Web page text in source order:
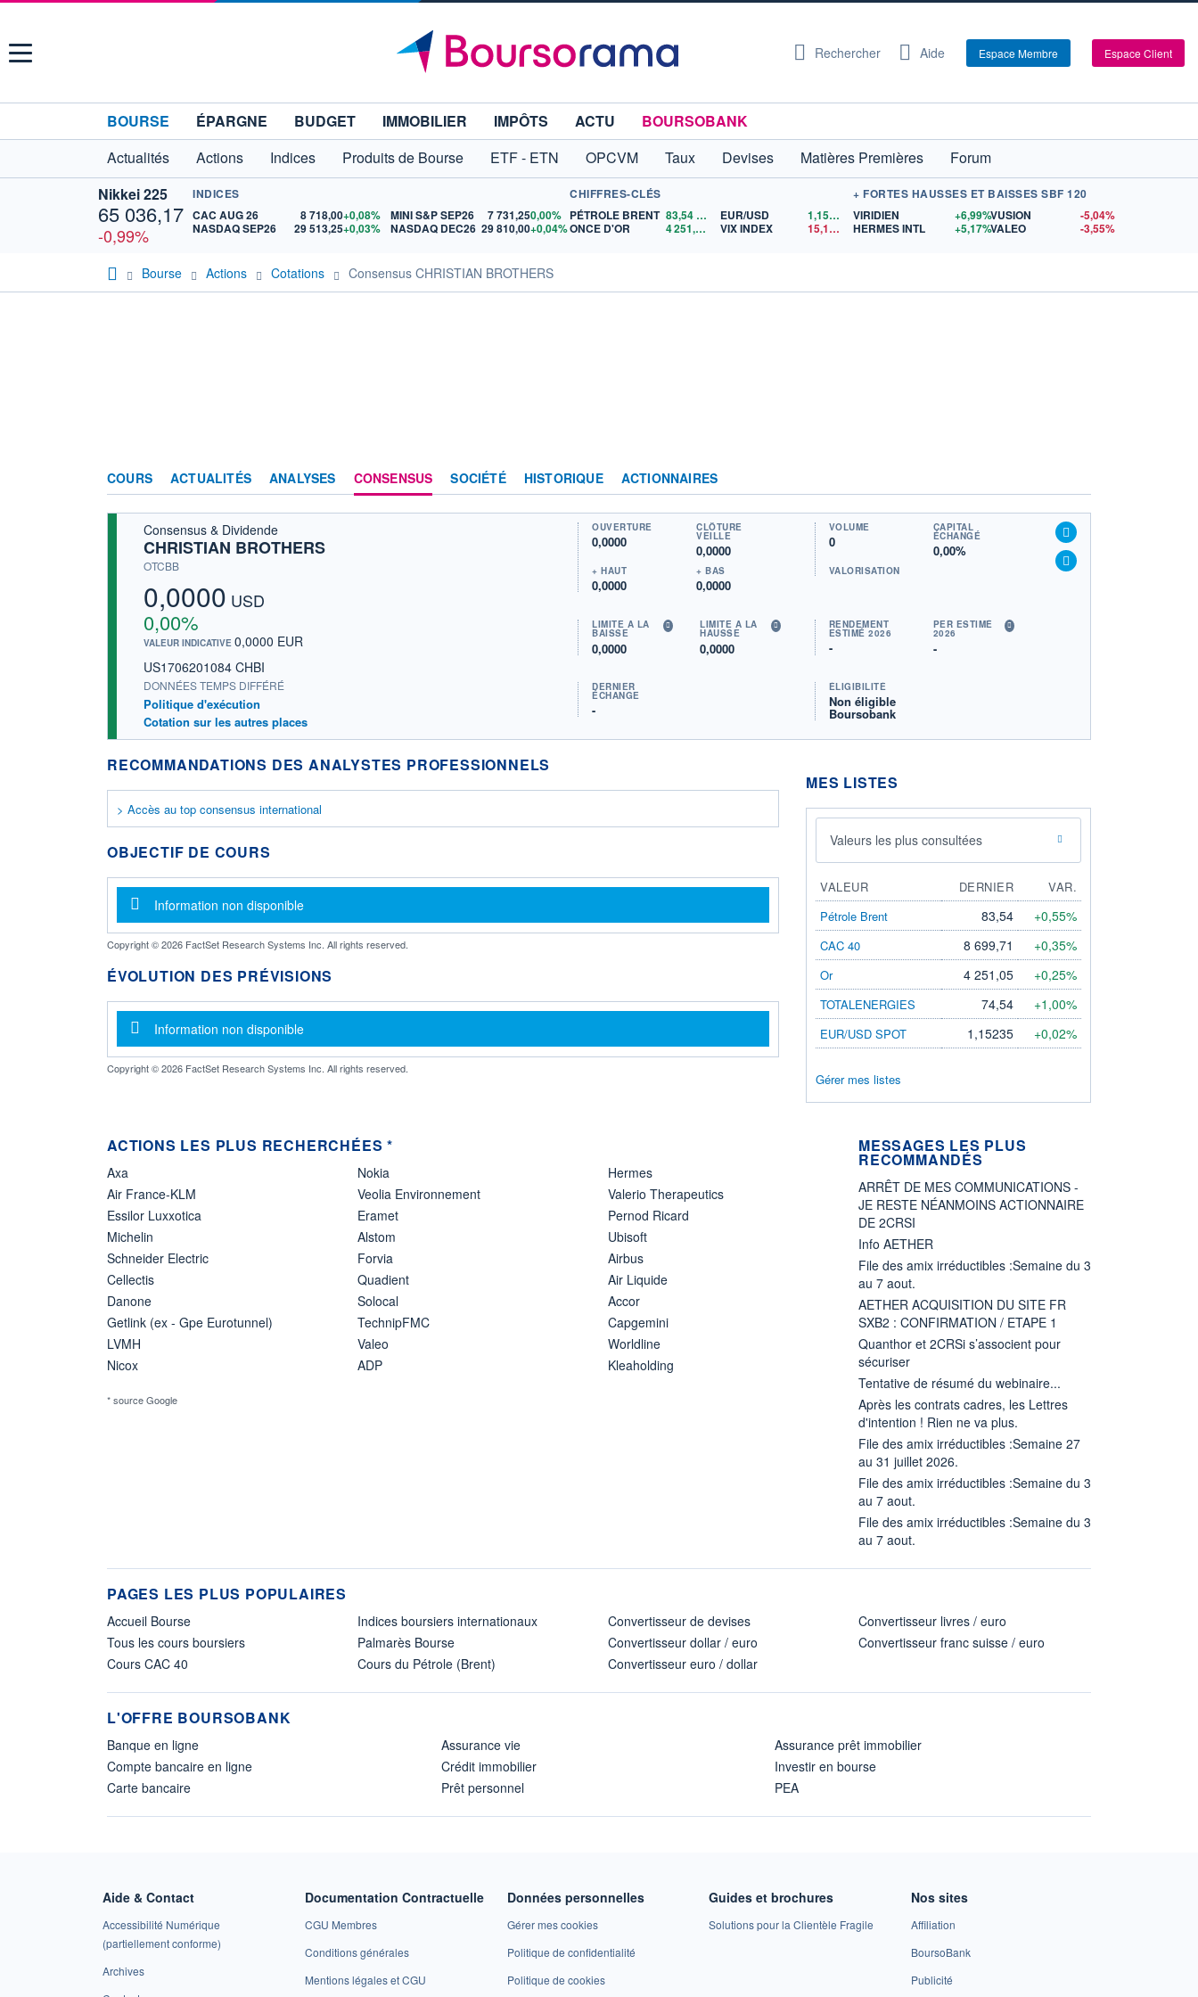
Menu Rechercher Aide Espace Membre Espace Client
BOURSE ÉPARGNE BUDGET IMMOBILIER IMPÔTS ACTU
BOURSOBANK
Actualités
Actions Indices Produits de Bourse ETF - ETN OPCVM Taux Devises Matières Premières
Forum
Nikkei 225
65 036,17
-0,99%
INDICES
CAC AUG 26
8 718,00+0,08%
NASDAQ SEP26
29 513,25+0,03%
MINI S&P SEP26 7 731,250,00%
NASDAQ DEC26 29 810,00+0,04%
CHIFFRES-CLÉS
PÉTROLE BRENT 83,54
ONCE D'OR
4 251,05 $US
EUR/USD 1,1524
$US
VIX INDEX
15,15$US
+ FORTES HAUSSES ET BAISSES SBF 120
VIRIDIEN
+6,99%
HERMES INTL
+5,17%
VUSION
-5,04%
VALEO
-3,55%
Bourse Actions Cotations Consensus CHRISTIAN BROTHERS
COURS ACTUALITÉS ANALYSES CONSENSUS SOCIÉTÉ HISTORIQUE ACTIONNAIRES
Consensus & Dividende
CHRISTIAN BROTHERS
OTCBB
0,0000 USD
0,00%
VALEUR INDICATIVE 0,0000 EUR
US1706201084 CHBI
DONNÉES TEMPS DIFFÉRÉ
Politique d'exécution
Cotation sur les autres places
OUVERTURE
0,0000
CLÔTURE
VEILLE
0,0000
+ HAUT
0,0000
+ BAS
0,0000
VOLUME
0
CAPITAL
ÉCHANGÉ
0,00%
VALORISATION
LIMITE À LA
BAISSE
0,0000
LIMITE À LA
HAUSSE
0,0000
RENDEMENT
ESTIMÉ 2026
-
PER ESTIMÉ
2026
-
DERNIER
ÉCHANGE
-
ÉLIGIBILITÉ
Non éligible
Boursobank
RECOMMANDATIONS DES ANALYSTES PROFESSIONNELS
> Accès au top consensus international
OBJECTIF DE COURS
Message d'information
Information non disponible
Copyright © 2026 FactSet Research Systems Inc. All rights reserved.
ÉVOLUTION DES PRÉVISIONS
Message d'information
Information non disponible
Copyright © 2026 FactSet Research Systems Inc. All rights reserved.
MES LISTES
Valeurs les plus consultées
VALEUR DERNIER
VAR.
Pétrole Brent
83,54 +0,55%
CAC 40 8 699,71 +0,35%
Or 4 251,05 +0,25%
TOTALENERGIES 74,54 +1,00%
EUR/USD SPOT 1,15235 +0,02%
Gérer mes listes
ACTIONS LES PLUS RECHERCHÉES *
Axa
Air France-KLM
Essilor Luxxotica
Michelin
Schneider Electric
Cellectis
Danone
Getlink (ex - Gpe Eurotunnel)
LVMH
Nicox
Nokia
Veolia Environnement
Eramet
Alstom
Forvia
Quadient
Solocal
TechnipFMC
Valeo
ADP
Hermes
Valerio Therapeutics
Pernod Ricard
Ubisoft
Airbus
Air Liquide
Accor
Capgemini
Worldline
Kleaholding
* source Google
MESSAGES LES PLUS
RECOMMANDÉS
ARRÊT DE MES COMMUNICATIONS -
JE RESTE NÉANMOINS ACTIONNAIRE
DE 2CRSI
Info AETHER
File des amix irréductibles :Semaine du 3
au 7 aout.
AETHER ACQUISITION DU SITE FR
SXB2 : CONFIRMATION / ETAPE 1
Quanthor et 2CRSi s’associent pour
sécuriser
Tentative de résumé du webinaire...
Après les contrats cadres, les Lettres
d'intention ! Rien ne va plus.
File des amix irréductibles :Semaine 27
au 31 juillet 2026.
File des amix irréductibles :Semaine du 3
au 7 aout.
File des amix irréductibles :Semaine du 3
au 7 aout.
PAGES LES PLUS POPULAIRES
Accueil Bourse
Tous les cours boursiers
Cours CAC 40
Indices boursiers internationaux
Palmarès Bourse
Cours du Pétrole (Brent)
Convertisseur de devises
Convertisseur dollar / euro
Convertisseur euro / dollar
Convertisseur livres / euro
Convertisseur franc suisse / euro
L'OFFRE BOURSOBANK
Banque en ligne
Compte bancaire en ligne
Carte bancaire
Assurance vie
Crédit immobilier
Prêt personnel
Assurance prêt immobilier
Investir en bourse
PEA
Aide & Contact
Accessibilité Numérique
(partiellement conforme)
Archives
Documentation Contractuelle
CGU Membres
Conditions générales
Mentions légales et CGU
Données personnelles
Gérer mes cookies
Politique de confidentialité
Politique de cookies
Guides et brochures
Solutions pour la Clientèle Fragile
Nos sites
Affiliation
BoursoBank
Publicité